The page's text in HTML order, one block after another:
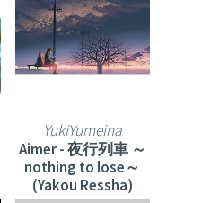
YukiYumeina
Aimer - 夜行列車 ～
nothing to lose～
(Yakou Ressha)